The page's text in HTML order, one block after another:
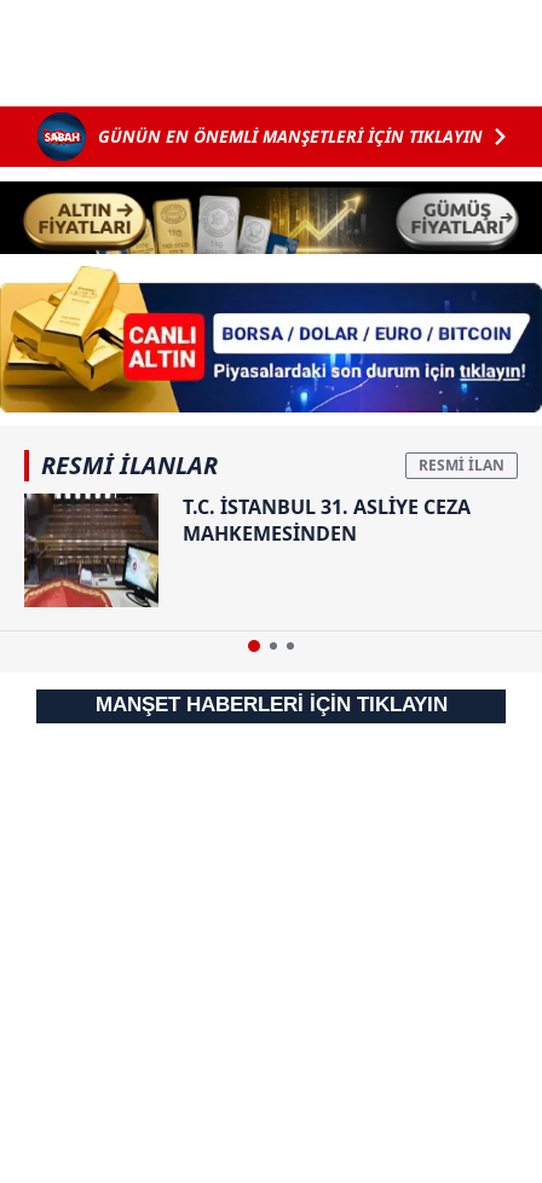
GÜNÜN EN ÖNEMLİ MANŞETLERİ İÇİN TIKLAYIN
RESMİ İLANLAR
T.C. İSTANBUL 31. ASLİYE CEZA
MAHKEMESİNDEN
MANŞET HABERLERİ İÇİN TIKLAYIN